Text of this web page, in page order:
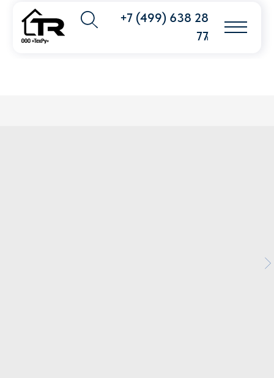
info@techpribor.com
+7 (499) 638 28
77